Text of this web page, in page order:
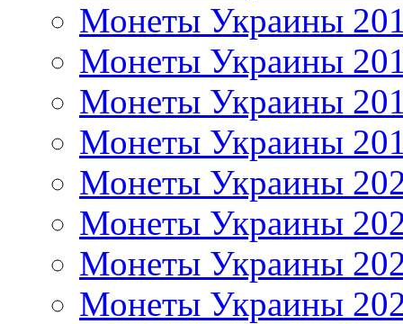
Монеты Украины
Монеты Украины
Монеты Украины
Монеты Украины
Монеты Украины
Монеты Украины
Монеты Украины
Монеты Украины